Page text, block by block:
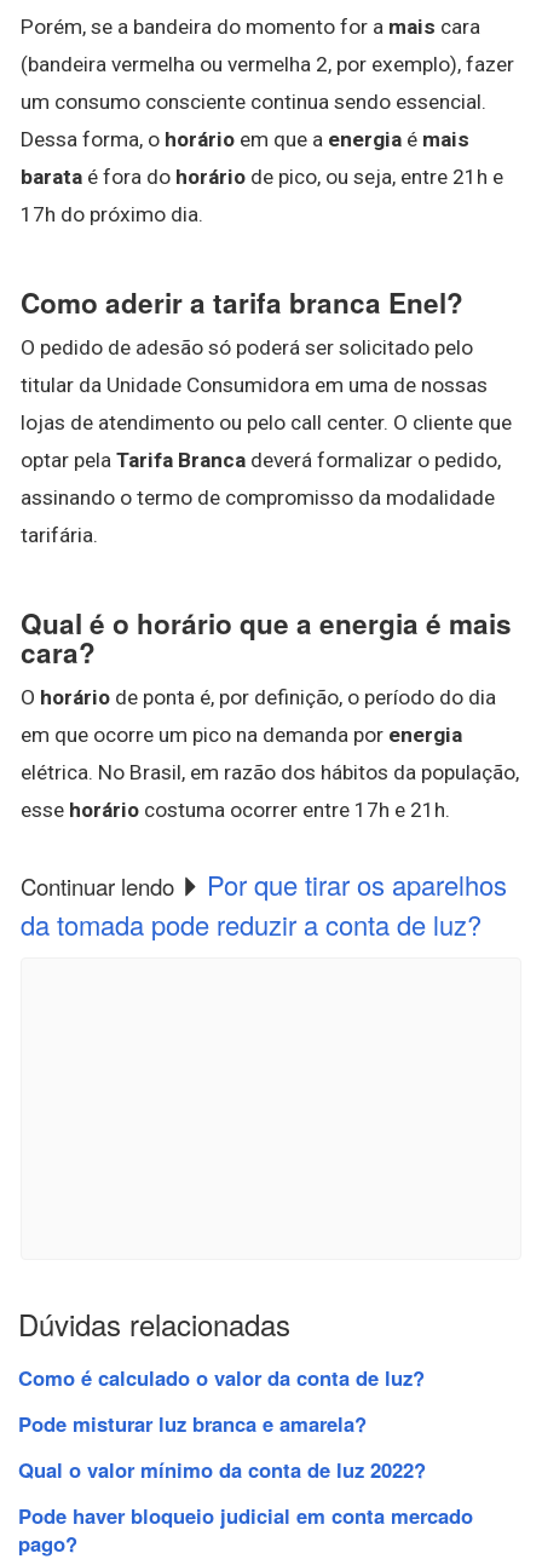
Porém, se a bandeira do momento for a mais cara
(bandeira vermelha ou vermelha 2, por exemplo), fazer
um consumo consciente continua sendo essencial.
Dessa forma, o horário em que a energia é mais
barata é fora do horário de pico, ou seja, entre 21h e
17h do próximo dia.
Como aderir a tarifa branca Enel?
O pedido de adesão só poderá ser solicitado pelo
titular da Unidade Consumidora em uma de nossas
lojas de atendimento ou pelo call center. O cliente que
optar pela Tarifa Branca deverá formalizar o pedido,
assinando o termo de compromisso da modalidade
tarifária.
Qual é o horário que a energia é mais
cara?
O horário de ponta é, por definição, o período do dia
em que ocorre um pico na demanda por energia
elétrica. No Brasil, em razão dos hábitos da população,
esse horário costuma ocorrer entre 17h e 21h.
Continuar lendo
Por que tirar os aparelhos
da tomada pode reduzir a conta de luz?
Dúvidas relacionadas
Como é calculado o valor da conta de luz?
Pode misturar luz branca e amarela?
Qual o valor mínimo da conta de luz 2022?
Pode haver bloqueio judicial em conta mercado
pago?